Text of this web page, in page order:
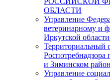
ОБЛАСТИ
Управление
ветеринарному и
Иркутской
Территориальный
Роспотребнадзора
и Зиминском
Управление